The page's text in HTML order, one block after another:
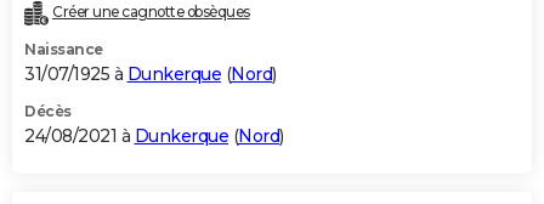
Créer une cagnotte obsèques
Naissance
31/07/1925 à Dunkerque (Nord)
Décès
24/08/2021 à Dunkerque (Nord)